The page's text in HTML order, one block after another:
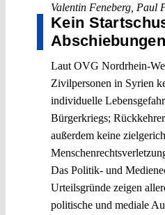
Valentin Feneberg Paul
Kein
Laut OVG Nordrhein-
Zivilpersonen in Syrien
individuelle
Bürgerkriegs;
außerdem keine
Das Politik- und
Urteilsgründe zeigen
politische und mediale